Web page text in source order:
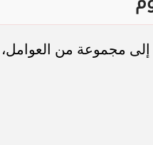
مجموعة من العوامل،